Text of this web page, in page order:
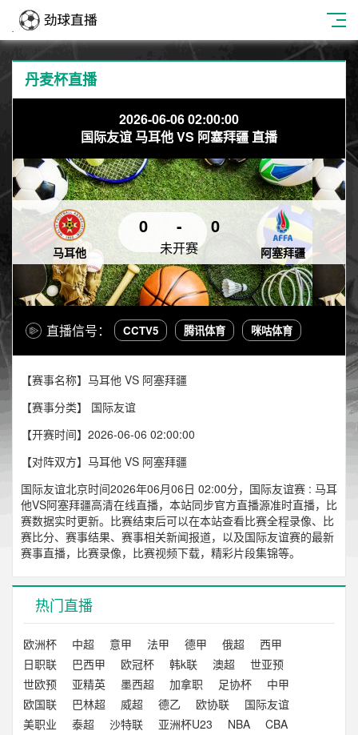
丹麦杯直播
2026-06-06 02:00:00
国际友谊 马耳他 VS 阿塞拜疆 直播
马耳他
0 - 0
阿塞拜疆
未开赛
直播信号： CCTV5 腾讯体育 咪咕体育
【赛事名称】马耳他 VS 阿塞拜疆
【赛事分类】 国际友谊
【开赛时间】2026-06-06 02:00:00
【对阵双方】马耳他 VS 阿塞拜疆
国际友谊北京时间2026年06月06日 02:00分，国际友谊赛 : 马耳
他VS阿塞拜疆高清在线直播，本站同步官方直播源准时直播，比
赛数据实时更新。比赛结束后可以在本站查看比赛全程录像、比
赛比分、赛事结果、赛事相关新闻报道，以及国际友谊赛的最新
赛事直播，比赛录像，比赛视频下载，精彩片段集锦等。
热门直播
欧洲杯 中超 意甲 法甲 德甲 俄超
西甲
日职联
巴西甲 欧冠杯 韩k联 澳超
世亚预
世欧预
亚精英 墨西超 加拿职 足协杯
中甲
欧国联
巴林超 威超 德乙 欧协联
国际友谊
美职业
泰超 沙特联 亚洲杯U23 NBA
CBA